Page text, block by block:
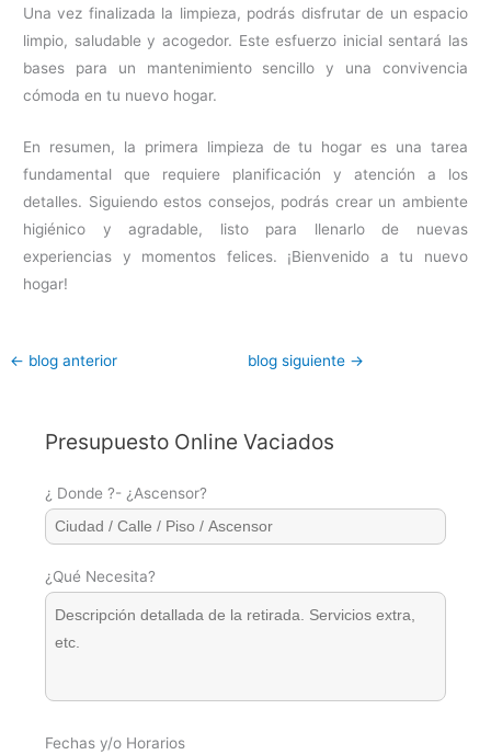
Una vez finalizada la limpieza, podrás disfrutar de un espacio
limpio, saludable y acogedor. Este esfuerzo inicial sentará las
bases para un mantenimiento sencillo y una convivencia
cómoda en tu nuevo hogar.
En resumen, la primera limpieza de tu hogar es una tarea
fundamental que requiere planificación y atención a los
detalles. Siguiendo estos consejos, podrás crear un ambiente
higiénico y agradable, listo para llenarlo de nuevas
experiencias y momentos felices. ¡Bienvenido a tu nuevo
hogar!
← blog anterior blog siguiente →
Presupuesto Online Vaciados
¿ Donde ?- ¿Ascensor?
¿Qué Necesita?
Fechas y/o Horarios